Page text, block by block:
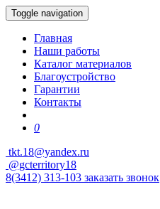
Toggle navigation
Главная
Наши работы
Каталог материалов
Благоустройство
Гарантии
Контакты
0
tkt.18@yandex.ru
@gcterritory18
8(3412) 313-103 заказать звонок